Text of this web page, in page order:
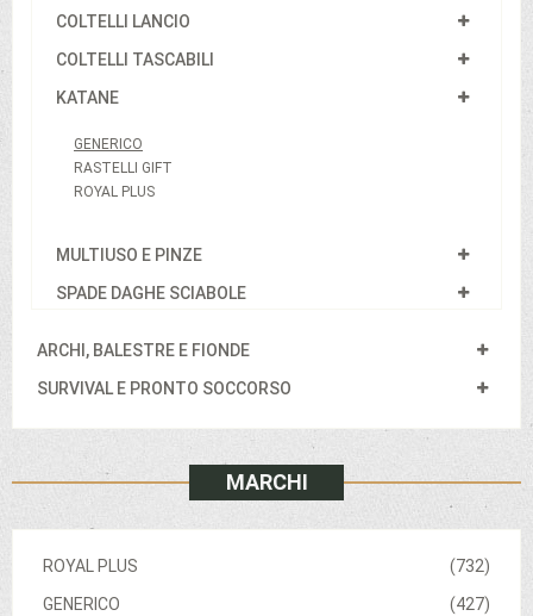
COLTELLI LANCIO
COLTELLI TASCABILI
KATANE
GENERICO
RASTELLI GIFT
ROYAL PLUS
MULTIUSO E PINZE
SPADE DAGHE SCIABOLE
ARCHI, BALESTRE E FIONDE
SURVIVAL E PRONTO SOCCORSO
MARCHI
(732)
ROYAL PLUS
(427)
GENERICO